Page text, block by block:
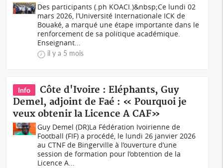
Des participants (.ph KOACI.)&nbsp;Ce lundi 02
mars 2026, l’Université Internationale ICK de
Bouaké, a marqué une étape importante dans le
renforcement de sa politique académique.
Enseignant...
il y a 5 mois
Info
Côte d'Ivoire : Eléphants, Guy
Demel, adjoint de Faé : « Pourquoi je
veux obtenir la Licence A CAF»
Guy Demel (DR)La Fédération Ivoirienne de
Football (FIF) a procédé, le lundi 26 janvier 2026
au CTNF de Bingerville à l’ouverture d’une
session de formation pour l’obtention de la
Licence A...